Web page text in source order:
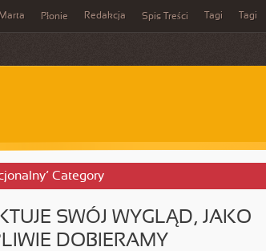
Marta Płonie Redakcja Spis Treści Tagi Tagi
Category
SWÓJ WYGLĄD, JAKO
DOBIERAMY